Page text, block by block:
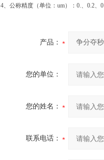
4、公称精度（单位：um）：0.、
产品：
您的单位：
您的姓名：
联系电话：